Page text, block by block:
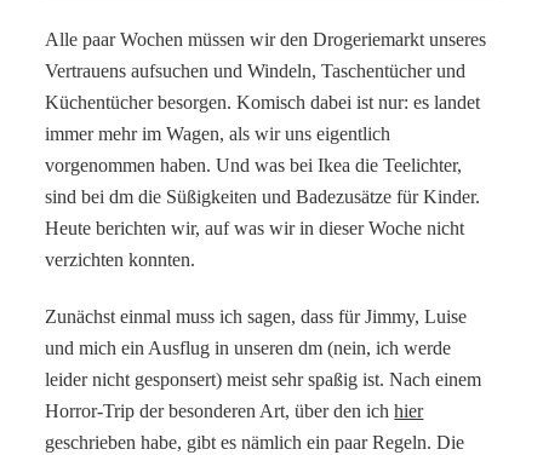
Alle paar Wochen müssen wir den Drogeriemarkt unseres
Vertrauens aufsuchen und Windeln, Taschentücher und
Küchentücher besorgen. Komisch dabei ist nur: es landet
immer mehr im Wagen, als wir uns eigentlich
vorgenommen haben. Und was bei Ikea die Teelichter,
sind bei dm die Süßigkeiten und Badezusätze für Kinder.
Heute berichten wir, auf was wir in dieser Woche nicht
verzichten konnten.
Zunächst einmal muss ich sagen, dass für Jimmy, Luise
und mich ein Ausflug in unseren dm (nein, ich werde
leider nicht gesponsert) meist sehr spaßig ist. Nach einem
Horror-Trip der besonderen Art, über den ichhier
geschrieben habe, gibt es nämlich ein paar Regeln. Die